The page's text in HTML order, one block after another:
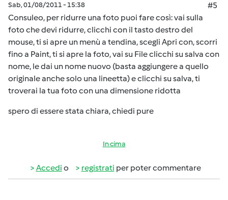
Sab, 01/08/2011 - 15:38
#5
Consuleo, per ridurre una foto puoi fare così: vai sulla
foto che devi ridurre, clicchi con il tasto destro del
mouse, ti si apre un menù a tendina, scegli Apri con, scorri
fino a Paint, ti si apre la foto, vai su File clicchi su salva con
nome, le dai un nome nuovo (basta aggiungere a quello
originale anche solo una lineetta) e clicchi su salva, ti
troverai la tua foto con una dimensione ridotta
spero di essere stata chiara, chiedi pure
In cima
Accedi o registrati per poter commentare